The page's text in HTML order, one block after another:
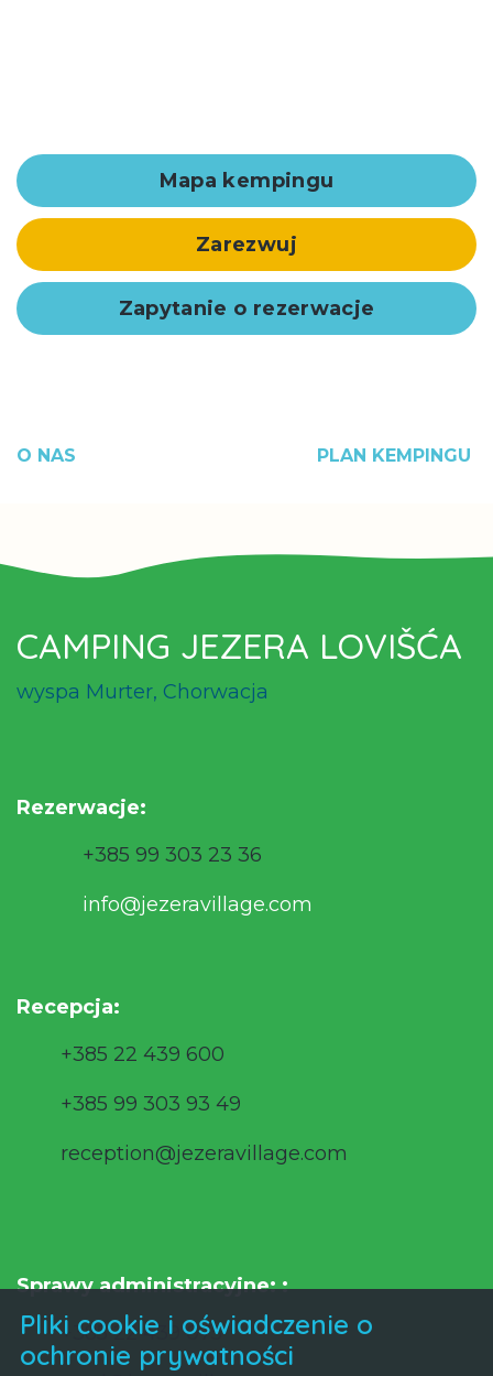
Mapa kempingu
Zarezwuj
Zapytanie o rezerwacje
O NAS PLAN KEMPINGU
CAMPING JEZERA LOVIŠĆA
wyspa Murter, Chorwacja
Rezerwacje:
+385 99 303 23 36
info@jezeravillage.com
Recepcja:
+385 22 439 600
+385 99 303 93 49
reception@jezeravillage.com
Sprawy administracyjne: :
+385 22 439 075
Pliki cookie i oświadczenie o
ochronie prywatności